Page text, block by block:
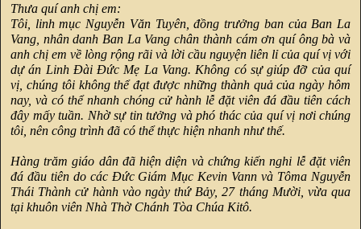
Thưa quí anh chị em:
Tôi, linh mục Nguyễn Văn Tuyên, đồng trưởng ban của Ban La
Vang, nhân danh Ban La Vang chân thành cám ơn quí ông bà và
anh chị em về lòng rộng rãi và lời cầu nguyện liên lỉ của quí vị với
dự án Linh Đài Đức Mẹ La Vang. Không có sự giúp đỡ của quí
vị, chúng tôi không thể đạt được những thành quả của ngày hôm
nay, và có thể nhanh chóng cử hành lễ đặt viên đá đầu tiên cách
đây mấy tuần. Nhờ sự tin tưởng và phó thác của quí vị nơi chúng
tôi, nên công trình đã có thể thực hiện nhanh như thế.
Hàng trăm giáo dân đã hiện diện và chứng kiến nghi lễ đặt viên
đá đầu tiên do các Đức Giám Mục Kevin Vann và Tôma Nguyễn
Thái Thành cử hành vào ngày thứ Bảy, 27 tháng Mười, vừa qua
tại khuôn viên Nhà Thờ Chánh Tòa Chúa Kitô.